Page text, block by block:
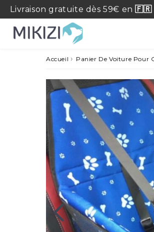
Livraison gratuite dès 59€ en🇫🇷
Accueil › Panier De Voiture Pour